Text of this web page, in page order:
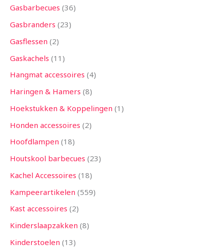
Gasbarbecues 36
Gasbranders 23
Gasflessen 2
Gaskachels 11
Hangmat accessoires 4
Haringen & Hamers 8
Hoekstukken & Koppelingen 1
Honden accessoires 2
Hoofdlampen 18
Houtskool barbecues 23
Kachel Accessoires 18
Kampeerartikelen 559
Kast accessoires 2
Kinderslaapzakken 8
Kinderstoelen 13